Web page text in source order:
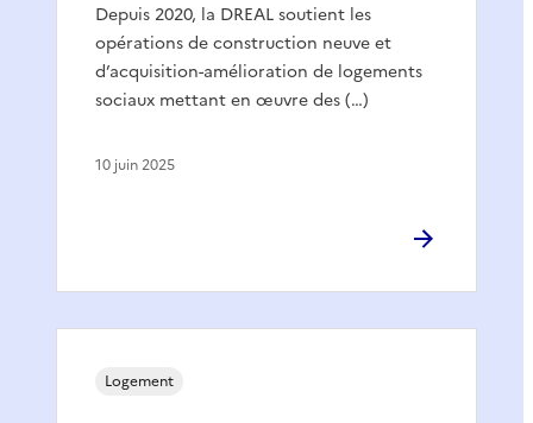
Depuis 2020, la DREAL soutient les
opérations de construction neuve et
d’acquisition-amélioration de logements
sociaux mettant en œuvre des (…)
10 juin 2025
Logement